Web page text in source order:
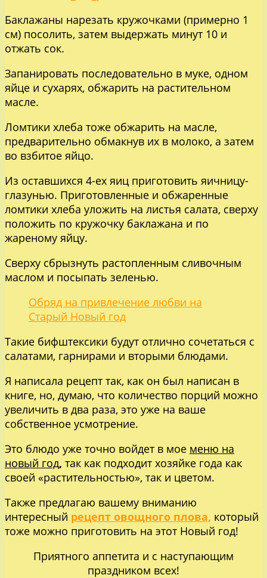
Баклажаны нарезать кружочками (примерно 1
см) посолить, затем выдержать минут 10 и
отжать сок.
Запанировать последовательно в муке, одном
яйце и сухарях, обжарить на растительном
масле.
Ломтики хлеба тоже обжарить на масле,
предварительно обмакнув их в молоко, а затем
во взбитое яйцо.
Из оставшихся 4-ех яиц приготовить яичницу-
глазунью. Приготовленные и обжаренные
ломтики хлеба уложить на листья салата, сверху
положить по кружочку баклажана и по
жареному яйцу.
Сверху сбрызнуть растопленным сливочным
маслом и посыпать зеленью.
Обряд на привлечение любви на
Старый Новый год
Такие бифштексики будут отлично сочетаться с
салатами, гарнирами и вторыми блюдами.
Я написала рецепт так, как он был написан в
книге, но, думаю, что количество порций можно
увеличить в два раза, это уже на ваше
собственное усмотрение.
Это блюдо уже точно войдет в мое меню на
новый год, так как подходит хозяйке года как
своей «растительностью», так и цветом.
Также предлагаю вашему вниманию
интересный рецепт овощного плова, который
тоже можно приготовить на этот Новый год!
Приятного аппетита и с наступающим
праздником всех!